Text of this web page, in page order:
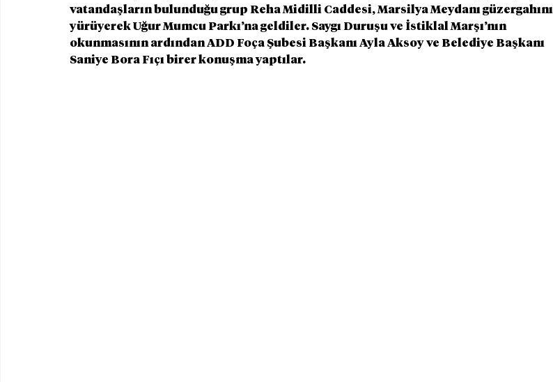
vatandaşların bulunduğu grup Reha Midilli Caddesi, Marsilya Meydanı güzergahını
yürüyerek Uğur Mumcu Parkı’na geldiler. Saygı Duruşu ve İstiklal Marşı’nın
okunmasının ardından ADD Foça Şubesi Başkanı Ayla Aksoy ve Belediye Başkanı
Saniye Bora Fıçı birer konuşma yaptılar.